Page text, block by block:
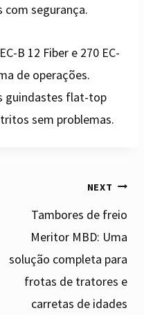
com segurança.
B 12 Fiber e 270 EC-
de operações.
guindastes flat-top
sem problemas.
NEXT
Tambores de freio
Meritor MBD: Uma
solução completa para
frotas de tratores e
carretas de idades